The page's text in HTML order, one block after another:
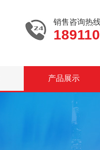
销售咨询热线
产品展示